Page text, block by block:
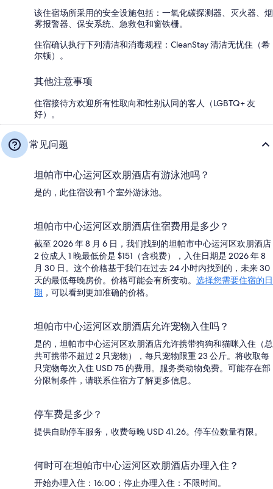
该住宿场所采用的安全设施包括：一氧化碳探测器、灭火器、烟
雾报警器、保安系统、急救包和窗铁栅。
住宿确认执行下列清洁和消毒规程：CleanStay 清洁无忧住（希
尔顿）。
其他注意事项
住宿接待方欢迎所有性取向和性别认同的客人（LGBTQ+ 友
好）。
常见问题
坦帕市中心运河区欢朋酒店有游泳池吗？
是的，此住宿设有1 个室外游泳池。
坦帕市中心运河区欢朋酒店住宿费用是多少？
截至 2026 年 8 月 6 日，我们找到的坦帕市中心运河区欢朋酒店
2 位成人 1 晚最低价是 $151（含税费），入住日期是 2026 年 8
月 30 日。这个价格基于我们在过去 24 小时内找到的，未来 30
天的最低每晚房价。价格可能会有所变动。 选择您需要住宿的日
期 ，可以看到更加准确的价格。
坦帕市中心运河区欢朋酒店允许宠物入住吗？
是的，坦帕市中心运河区欢朋酒店允许携带狗狗和猫咪入住（总
共可携带不超过 2 只宠物），每只宠物限重 23 公斤。将收取每
只宠物每次入住 USD 75 的费用。服务类动物免费。可能存在部
分限制条件，请联系住宿方了解更多信息。
停车费是多少？
提供自助停车服务，收费每晚 USD 41.26。停车位数量有限。
何时可在坦帕市中心运河区欢朋酒店办理入住？
开始办理入住：16:00；停止办理入住：不限时间。